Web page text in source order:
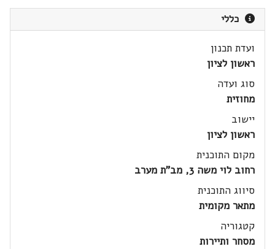
כללי
ועדת תכנון
ראשון לציון
סוג ועדה
מחוזית
יישוב
ראשון לציון
מקום התוכנית
רחוב לוי משה 3, מב"ת מערב
סיווג התוכנית
מתאר מקומית
קטגוריה
מסחר ותיירות